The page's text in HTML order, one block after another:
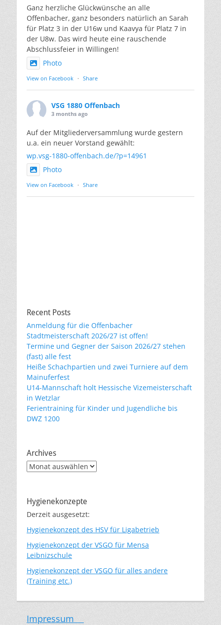
Ganz herzliche Glückwünsche an alle
Offenbacher, ganz besonders natürlich an Sarah
für Platz 3 in der U16w und Kaavya für Platz 7 in
der U8w. Das wird heute eine rauschende
Abschlussfeier in Willingen!
Photo
View on Facebook · Share
VSG 1880 Offenbach
3 months ago
Auf der Mitgliederversammlung wurde gestern
u.a. ein neuer Vorstand gewählt:
wp.vsg-1880-offenbach.de/?p=14961
Photo
View on Facebook · Share
Recent Posts
Anmeldung für die Offenbacher
Stadtmeisterschaft 2026/27 ist offen!
Termine und Gegner der Saison 2026/27 stehen
(fast) alle fest
Heiße Schachpartien und zwei Turniere auf dem
Mainuferfest
U14-Mannschaft holt Hessische Vizemeisterschaft
in Wetzlar
Ferientraining für Kinder und Jugendliche bis
DWZ 1200
Archives
Archives
Hygienekonzepte
Derzeit ausgesetzt:
Hygienekonzept des HSV für Ligabetrieb
Hygienekonzept der VSGO für Mensa
Leibnizschule
Hygienekonzept der VSGO für alles andere
(Training etc.)
Impressum